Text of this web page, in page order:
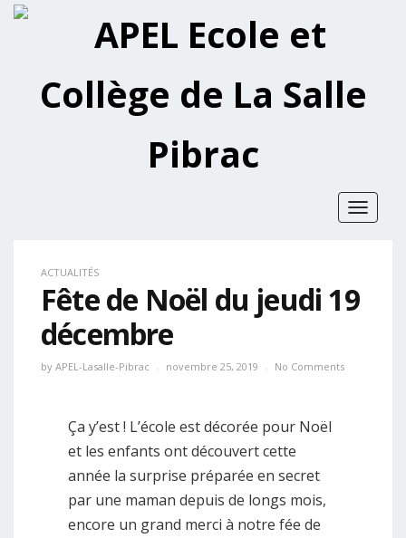
Toggle
ACTUALITÉS
Fête de Noël du jeudi 19
décembre
by APEL-Lasalle-Pibrac novembre 25, 2019 No Comments
Ça y’est ! L’école est décorée pour Noël
et les enfants ont découvert cette
année la surprise préparée en secret
par une maman depuis de longs mois,
encore un grand merci à notre fée de